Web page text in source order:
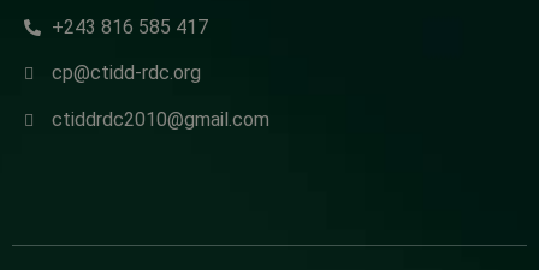
+243 816 585 417
cp@ctidd-rdc.org
ctiddrdc2010@gmail.com